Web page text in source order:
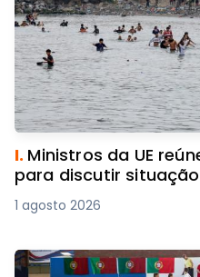
I. Ministros da UE
para discutir
1 agosto 2026